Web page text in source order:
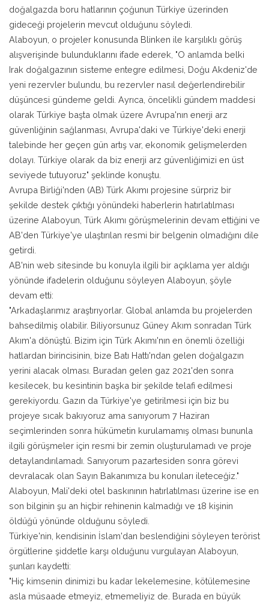
doğalgazda boru hatlarının çoğunun Türkiye üzerinden
gideceği projelerin mevcut olduğunu söyledi.
Alaboyun, o projeler konusunda Blinken ile karşılıklı görüş
alışverişinde bulunduklarını ifade ederek, "O anlamda belki
Irak doğalgazının sisteme entegre edilmesi, Doğu Akdeniz'de
yeni rezervler bulundu, bu rezervler nasıl değerlendirebilir
düşüncesi gündeme geldi. Ayrıca, öncelikli gündem maddesi
olarak Türkiye başta olmak üzere Avrupa'nın enerji arz
güvenliğinin sağlanması, Avrupa'daki ve Türkiye'deki enerji
talebinde her geçen gün artış var, ekonomik gelişmelerden
dolayı. Türkiye olarak da biz enerji arz güvenliğimizi en üst
seviyede tutuyoruz" şeklinde konuştu.
Avrupa Birliği'nden (AB) Türk Akımı projesine sürpriz bir
şekilde destek çıktığı yönündeki haberlerin hatırlatılması
üzerine Alaboyun, Türk Akımı görüşmelerinin devam ettiğini ve
AB'den Türkiye'ye ulaştırılan resmi bir belgenin olmadığını dile
getirdi.
AB'nin web sitesinde bu konuyla ilgili bir açıklama yer aldığı
yönünde ifadelerin olduğunu söyleyen Alaboyun, şöyle
devam etti:
"Arkadaşlarımız araştırıyorlar. Global anlamda bu projelerden
bahsedilmiş olabilir. Biliyorsunuz Güney Akım sonradan Türk
Akım'a dönüştü. Bizim için Türk Akımı'nın en önemli özelliği
hatlardan birincisinin, bize Batı Hattı'ndan gelen doğalgazın
yerini alacak olması. Buradan gelen gaz 2021'den sonra
kesilecek, bu kesintinin başka bir şekilde telafi edilmesi
gerekiyordu. Gazın da Türkiye'ye getirilmesi için biz bu
projeye sıcak bakıyoruz ama sanıyorum 7 Haziran
seçimlerinden sonra hükümetin kurulamamış olması bununla
ilgili görüşmeler için resmi bir zemin oluşturulamadı ve proje
detaylandırılamadı. Sanıyorum pazartesiden sonra görevi
devralacak olan Sayın Bakanımıza bu konuları ileteceğiz."
Alaboyun, Mali'deki otel baskınının hatırlatılması üzerine ise en
son bilginin şu an hiçbir rehinenin kalmadığı ve 18 kişinin
öldüğü yönünde olduğunu söyledi.
Türkiye'nin, kendisinin İslam'dan beslendiğini söyleyen terörist
örgütlerine şiddetle karşı olduğunu vurgulayan Alaboyun,
şunları kaydetti:
"Hiç kimsenin dinimizi bu kadar lekelemesine, kötülemesine
asla müsaade etmeyiz, etmemeliyiz de. Burada en büyük